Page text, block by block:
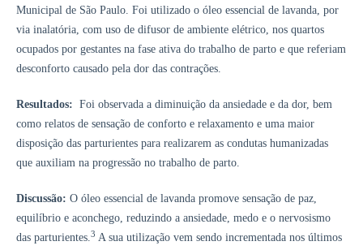
Municipal de São Paulo. Foi utilizado o óleo essencial de lavanda, por
via inalatória, com uso de difusor de ambiente elétrico, nos quartos
ocupados por gestantes na fase ativa do trabalho de parto e que referiam
desconforto causado pela dor das contrações.
Resultados: Foi observada a diminuição da ansiedade e da dor, bem
como relatos de sensação de conforto e relaxamento e uma maior
disposição das parturientes para realizarem as condutas humanizadas
que auxiliam na progressão no trabalho de parto.
Discussão: O óleo essencial de lavanda promove sensação de paz,
equilíbrio e aconchego, reduzindo a ansiedade, medo e o nervosismo
das parturientes.3 A sua utilização vem sendo incrementada nos últimos